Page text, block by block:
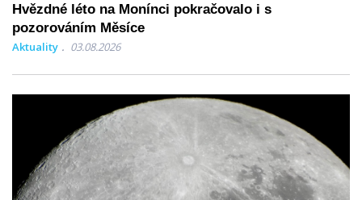
Hvězdné léto na Monínci pokračovalo i s
pozorováním Měsíce
Aktuality 03.08.2026